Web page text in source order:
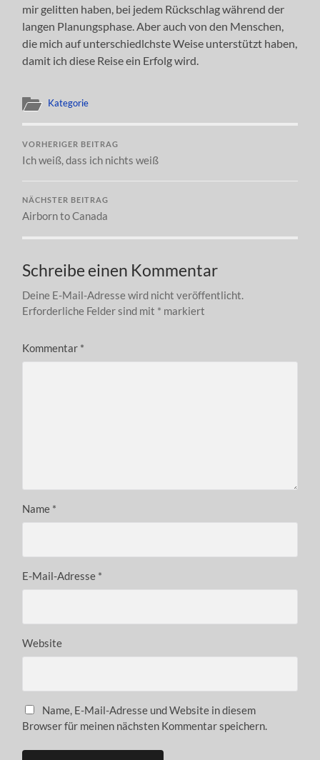
mir gelitten haben, bei jedem Rückschlag während der
langen Planungsphase. Aber auch von den Menschen,
die mich auf unterschiedlchste Weise unterstützt haben,
damit ich diese Reise ein Erfolg wird.
Kategorie
VORHERIGER BEITRAG
Ich weiß, dass ich nichts weiß
NÄCHSTER BEITRAG
Airborn to Canada
Schreibe einen Kommentar
Deine E-Mail-Adresse wird nicht veröffentlicht.
Erforderliche Felder sind mit * markiert
Kommentar *
Name *
E-Mail-Adresse *
Website
Name, E-Mail-Adresse und Website in diesem
Browser für meinen nächsten Kommentar speichern.